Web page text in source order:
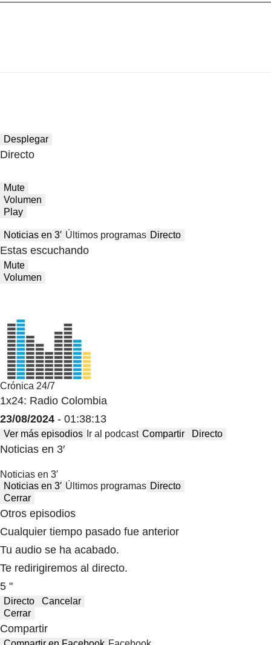
Desplegar
Directo
Mute
Volumen
Play
Noticias en 3′ Últimos programas Directo
Estas escuchando
Mute
Volumen
Crónica 24/7
1x24: Radio Colombia
23/08/2024 - 01:38:13
Ver más episodios Ir al podcast Compartir Directo
Noticias en 3′
Noticias en 3′
Noticias en 3′ Últimos programas Directo
Cerrar
Otros episodios
Cualquier tiempo pasado fue anterior
Tu audio se ha acabado.
Te redirigiremos al directo.
5 "
Directo
Cancelar
Cerrar
Compartir